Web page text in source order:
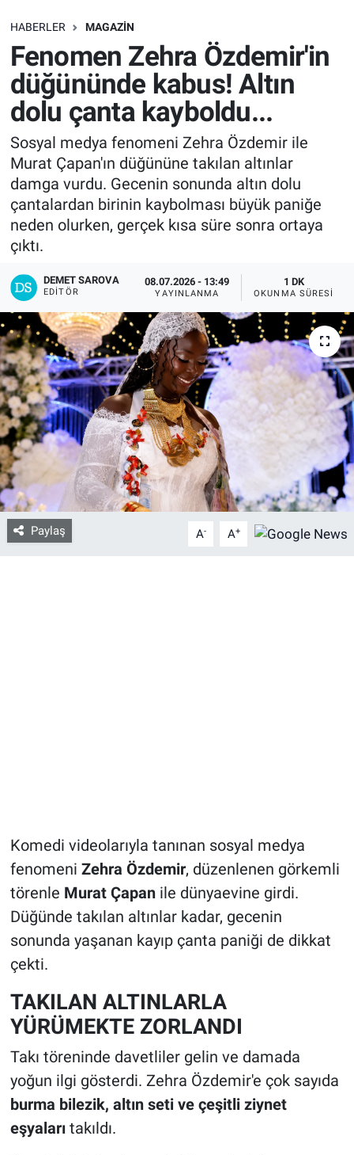
HABERLER MAGAZIN
Fenomen Zehra Özdemir'in
düğününde kabus! Altın
dolu çanta kayboldu...
Sosyal medya fenomeni Zehra Özdemir ile
Murat Çapan'ın düğününe takılan altınlar
damga vurdu. Gecenin sonunda altın dolu
çantalardan birinin kaybolması büyük paniğe
neden olurken, gerçek kısa süre sonra ortaya
çıktı.
DEMET SAROVA
EDITÖR
08.07.2026 - 13:49
YAYINLANMA
1 DK
OKUNMA SÜRESI
Paylaş A- A+
Komedi videolarıyla tanınan sosyal medya
fenomeni Zehra Özdemir, düzenlenen görkemli
törenle Murat Çapanile dünyaevine girdi.
Düğünde takılan altınlar kadar, gecenin
sonunda yaşanan kayıp çanta paniği de dikkat
çekti.
TAKILAN ALTINLARLA
YÜRÜMEKTE ZORLANDI
Takı töreninde davetliler gelin ve damada
yoğun ilgi gösterdi. Zehra Özdemir'e çok sayıda
burma bilezik, altın seti ve çeşitli ziynet
eşyalarıtakıldı.
SAĞLIK
EKONOMİ
EĞİTİM
ÖZEL HABER
Keşfet
ASTROLOJİ
RESMİ İLANLAR
İLAN
Bize ulaşın
İletişim/Künye
Yaşam
Gözden Kaçmasın